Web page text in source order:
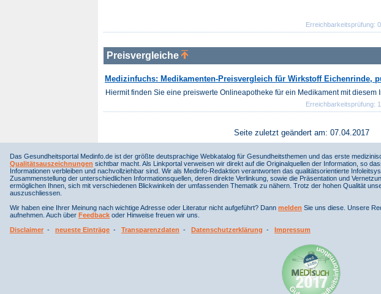
Erreichbarkeitsprüfung:
Preisvergleiche
Medizinfuchs: Medikamenten-Preisvergleich für Wirkstoff Eichenrinde,
Hiermit finden Sie eine preiswerte Onlineapotheke für ein Medikament mit diesem
Erreichbarkeitsprüfung:
Seite zuletzt geändert am: 07.04.2017
Das Gesundheitsportal Medinfo.de ist der größte deutsprachige Webkatalog für Gesundheitsthemen und das erste
Qualitätsauszeichnungen sichtbar macht. Als Linkportal verweisen wir direkt auf die Originalquellen der Information, so
Informationen verbleiben und nachvollziehbar sind. Wir als Medinfo-Redaktion verantworten das qualitätsorientierte
Zusammenstellung der unterschiedlichen Informationsquellen, deren direkte Verlinkung, sowie die Präsentation und
ermöglichen Ihnen, sich mit verschiedenen Blickwinkeln der umfassenden Thematik zu nähern. Trotz der hohen Qualität
auszuschliessen.
Wir haben eine Ihrer Meinung nach wichtige Adresse oder Literatur nicht aufgeführt? Dann melden Sie uns diese. Unsere
aufnehmen. Auch über Feedback oder Hinweise freuen wir uns.
Disclaimer - neueste Einträge - Transparenzdaten - Datenschutzerklärung - Impressum